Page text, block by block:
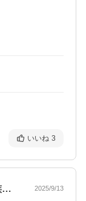
いいね 3
注文してからすぐに届きました。家族で関… 2025/9/13